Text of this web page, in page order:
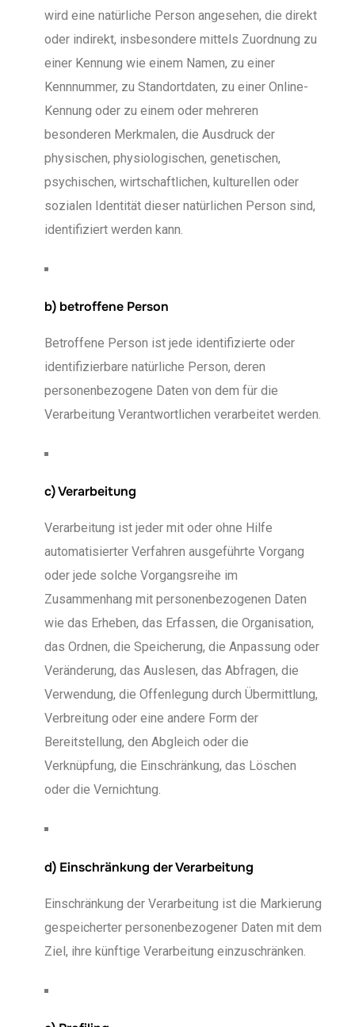
wird eine natürliche Person angesehen, die direkt
oder indirekt, insbesondere mittels Zuordnung zu
einer Kennung wie einem Namen, zu einer
Kennnummer, zu Standortdaten, zu einer Online-
Kennung oder zu einem oder mehreren
besonderen Merkmalen, die Ausdruck der
physischen, physiologischen, genetischen,
psychischen, wirtschaftlichen, kulturellen oder
sozialen Identität dieser natürlichen Person sind,
identifiziert werden kann.
b) betroffene Person
Betroffene Person ist jede identifizierte oder
identifizierbare natürliche Person, deren
personenbezogene Daten von dem für die
Verarbeitung Verantwortlichen verarbeitet werden.
c) Verarbeitung
Verarbeitung ist jeder mit oder ohne Hilfe
automatisierter Verfahren ausgeführte Vorgang
oder jede solche Vorgangsreihe im
Zusammenhang mit personenbezogenen Daten
wie das Erheben, das Erfassen, die Organisation,
das Ordnen, die Speicherung, die Anpassung oder
Veränderung, das Auslesen, das Abfragen, die
Verwendung, die Offenlegung durch Übermittlung,
Verbreitung oder eine andere Form der
Bereitstellung, den Abgleich oder die
Verknüpfung, die Einschränkung, das Löschen
oder die Vernichtung.
d) Einschränkung der Verarbeitung
Einschränkung der Verarbeitung ist die Markierung
gespeicherter personenbezogener Daten mit dem
Ziel, ihre künftige Verarbeitung einzuschränken.